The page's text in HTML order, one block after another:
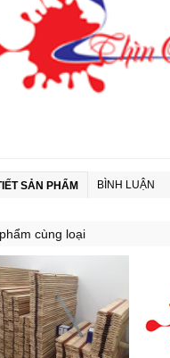
SẢN PHẨM BÌNH LUẬN
cùng loại